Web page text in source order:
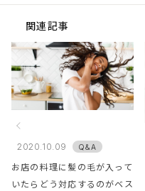
関連記事
2020.10.09 Q&A
お店の料理に髪の毛が入って
いたらどう対応するのがベス